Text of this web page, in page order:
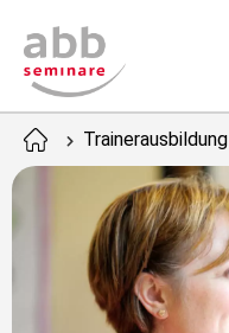
Trainerausbildung